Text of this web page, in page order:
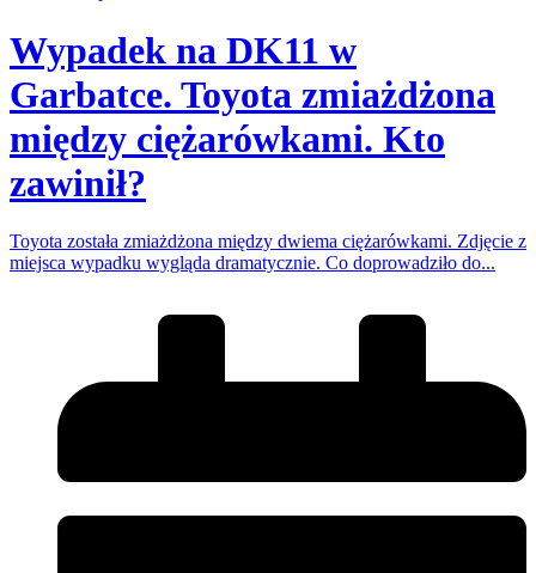
Wypadek na DK11 w
Garbatce. Toyota zmiażdżona
między ciężarówkami. Kto
zawinił?
Toyota została zmiażdżona między dwiema ciężarówkami. Zdjęcie z
miejsca wypadku wygląda dramatycznie. Co doprowadziło do...